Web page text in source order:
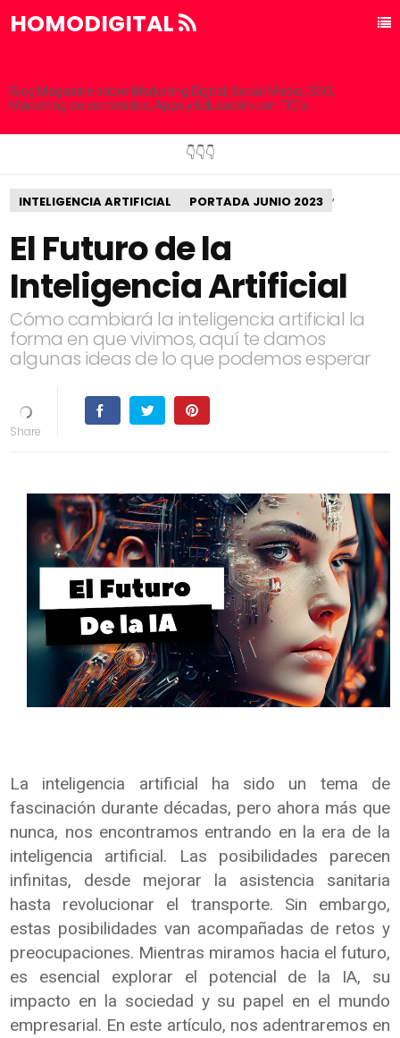
HOMODIGITAL
Blog Magazine sobre Marketing Digital, Social Media, SEO,
Marketing de contenidos, Apps y Educación con TIC´s
👇👇👇
INTELIGENCIA ARTIFICIAL ,
PORTADA JUNIO 2023
El Futuro de la
Inteligencia Artificial
Cómo cambiará la inteligencia artificial la
forma en que vivimos, aquí te damos
algunas ideas de lo que podemos esperar
La inteligencia artificial ha sido un tema de
fascinación durante décadas, pero ahora más que
nunca, nos encontramos entrando en la era de la
inteligencia artificial. Las posibilidades parecen
infinitas, desde mejorar la asistencia sanitaria
hasta revolucionar el transporte. Sin embargo,
estas posibilidades van acompañadas de retos y
preocupaciones. Mientras miramos hacia el futuro,
es esencial explorar el potencial de la IA, su
impacto en la sociedad y su papel en el mundo
empresarial. En este artículo, nos adentraremos en